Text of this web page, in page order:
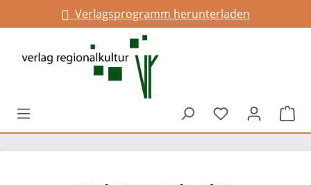
springenVerlagsprogramm herunterladen
Du hast 0